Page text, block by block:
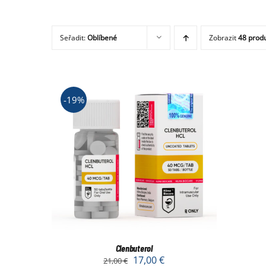
Seřadit:Oblíbené Zobrazit48
-19%
Clenbuterol
21,00€ 17,00€